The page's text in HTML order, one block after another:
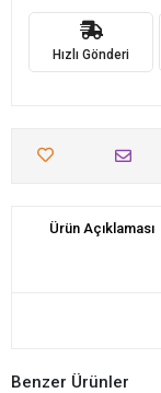
Hızlı Gönderi
Ürün Açıklaması
Benzer Ürünler